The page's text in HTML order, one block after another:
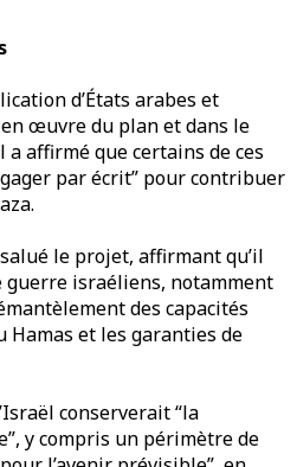
d’États arabes et
œuvre du plan et dans le
a affirmé que certains de ces
par écrit” pour contribuer
le projet, affirmant qu’il
israéliens, notamment
des capacités
et les garanties de
conserverait “la
y compris un périmètre de